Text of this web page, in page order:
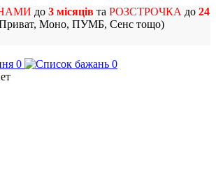
до 3 місяців та РОЗСТРОЧКА до 24
Моно, ПУМБ, Сенс тощо)
0
0